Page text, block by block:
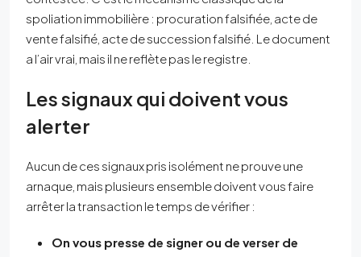
spoliation immobilière : procuration falsifiée, acte de
vente falsifié, acte de succession falsifié. Le document
a l’air vrai, mais il ne reflète pas le registre.
Les signaux qui doivent vous
alerter
Aucun de ces signaux pris isolément ne prouve une
arnaque, mais plusieurs ensemble doivent vous faire
arrêter la transaction le temps de vérifier :
On vous presse de signer ou de verser de